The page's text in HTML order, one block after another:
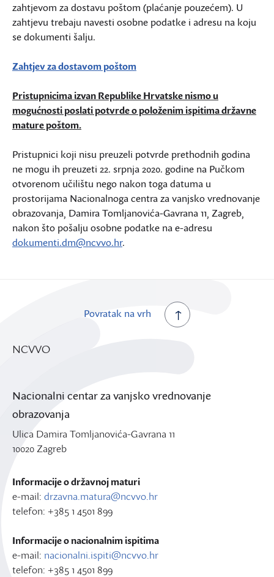
zahtjevom za dostavu poštom (plaćanje pouzećem). U
zahtjevu trebaju navesti osobne podatke i adresu na koju
se dokumenti šalju.
Zahtjev za dostavom poštom
Pristupnicima izvan Republike Hrvatske nismo u
mogućnosti poslati potvrde o položenim ispitima državne
mature poštom.
Pristupnici koji nisu preuzeli potvrde prethodnih godina
ne mogu ih preuzeti 22. srpnja 2020. godine na Pučkom
otvorenom učilištu nego nakon toga datuma u
prostorijama Nacionalnoga centra za vanjsko vrednovanje
obrazovanja, Damira Tomljanovića-Gavrana 11, Zagreb,
nakon što pošalju osobne podatke na e-adresu
dokumenti.dm@ncvvo.hr.
Povratak na vrh
NCVVO
Nacionalni centar za vanjsko vrednovanje
obrazovanja
Ulica Damira Tomljanovića-Gavrana 11
10020 Zagreb
Informacije o državnoj maturi
e-mail: drzavna.matura@ncvvo.hr
telefon: +385 1 4501 899
Informacije o nacionalnim ispitima
e-mail: nacionalni.ispiti@ncvvo.hr
telefon: +385 1 4501 899